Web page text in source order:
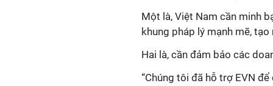
Một là, Việt Nam cần minh
khung pháp lý mạnh mẽ,
Hai là, cần đảm bảo các
“Chúng tôi đã hỗ trợ EVN